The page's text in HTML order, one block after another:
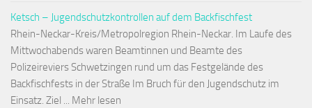
Ketsch – Jugendschutzkontrollen auf dem Backfischfest
Rhein-Neckar-Kreis/Metropolregion Rhein-Neckar. Im Laufe des
Mittwochabends waren Beamtinnen und Beamte des
Polizeireviers Schwetzingen rund um das Festgelände des
Backfischfests in der Straße Im Bruch für den Jugendschutz im
Einsatz. Ziel ... Mehr lesen